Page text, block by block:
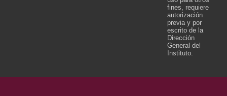
fines, requiere
autorización
previa y por
escrito de la
Dirección
General del
Instituto.